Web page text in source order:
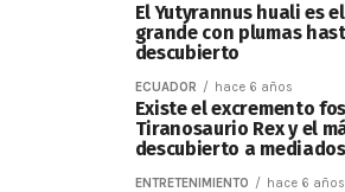
El Yutyrannus huali es
grande con plumas
descubierto
ECUADOR hace 6 años
Existe el excremento
Tiranosaurio Rex y el
descubierto a
ENTRETENIMIENTO hace 6 años